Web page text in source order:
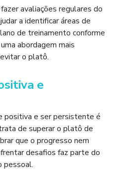
avaliações regulares do
a identificar áreas de
de treinamento conforme
abordagem mais
o platô.
e
positiva e ser persistente é
de superar o platô de
que o progresso nem
desafios faz parte do
pessoal.